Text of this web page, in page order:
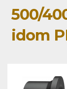
500/
idom